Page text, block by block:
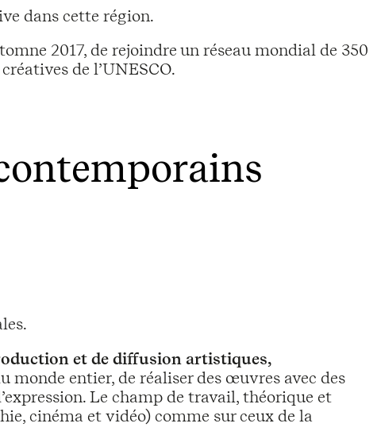
dans cette région.
2017, de rejoindre un réseau mondial de 350
de l’UNESCO.
et de diffusion artistiques,
monde entier, de réaliser des œuvres avec des
Le champ de travail, théorique et
cinéma et vidéo) comme sur ceux de la